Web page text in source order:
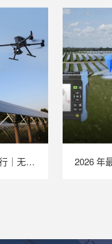
2026 年最新实力排行｜无人机 EL 检测系统 TOP 推荐，LAILX LXH210 深度解析